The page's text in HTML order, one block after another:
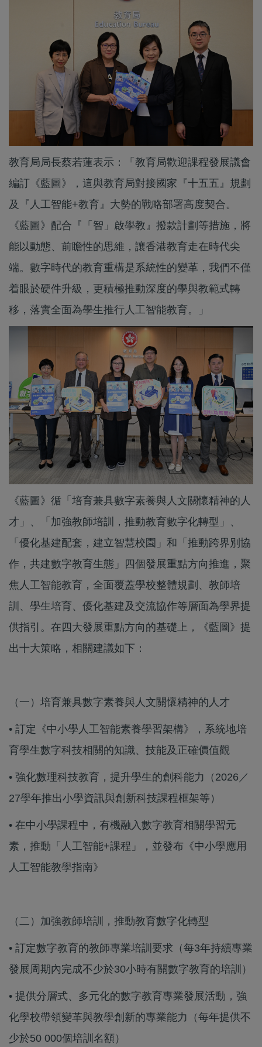
教育局局長蔡若蓮表示：「教育局歡迎課程發展議會
編訂《藍圖》，這與教育局對接國家『十五五』規劃
及『人工智能+教育』大勢的戰略部署高度契合。
《藍圖》配合『「智」啟學教』撥款計劃等措施，將
能以動態、前瞻性的思維，讓香港教育走在時代尖
端。數字時代的教育重構是系統性的變革，我們不僅
着眼於硬件升級，更積極推動深度的學與教範式轉
移，落實全面為學生推行人工智能教育。」
《藍圖》循「培育兼具數字素養與人文關懷精神的人
才」、「加強教師培訓，推動教育數字化轉型」、
「優化基建配套，建立智慧校園」和「推動跨界別協
作，共建數字教育生態」四個發展重點方向推進，聚
焦人工智能教育，全面覆蓋學校整體規劃、教師培
訓、學生培育、優化基建及交流協作等層面為學界提
供指引。在四大發展重點方向的基礎上，《藍圖》提
出十大策略，相關建議如下：
（一）培育兼具數字素養與人文關懷精神的人才
• 訂定《中小學人工智能素養學習架構》，系統地培
育學生數字科技相關的知識、技能及正確價值觀
• 強化數理科技教育，提升學生的創科能力（2026／
27學年推出小學資訊與創新科技課程框架等）
• 在中小學課程中，有機融入數字教育相關學習元
素，推動「人工智能+課程」，並發布《中小學應用
人工智能教學指南》
（二）加強教師培訓，推動教育數字化轉型
• 訂定數字教育的教師專業培訓要求（每3年持續專業
發展周期內完成不少於30小時有關數字教育的培訓）
• 提供分層式、多元化的數字教育專業發展活動，強
化學校帶領變革與教學創新的專業能力（每年提供不
少於50 000個培訓名額）